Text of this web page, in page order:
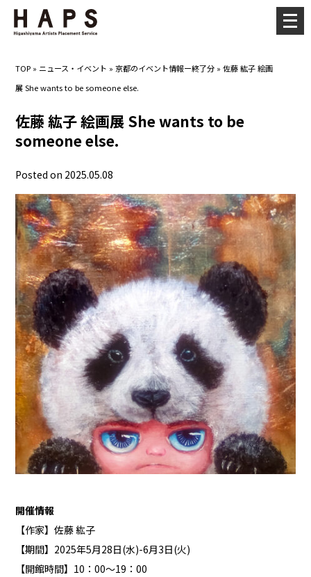
TOP » ニュース・イベント »京都のイベント情報ー終了分 »佐藤 紘子 絵画
展 She wants to be someone else.
佐藤 紘子 絵画展 She wants to be
someone else.
Posted on 2025.05.08
開催情報
【作家】佐藤 紘子
【期間】2025年5月28日(水)-6月3日(火)
【開館時間】10：00～19：00
メ
ニ